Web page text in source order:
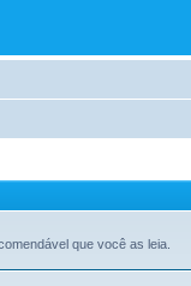
que você as leia.